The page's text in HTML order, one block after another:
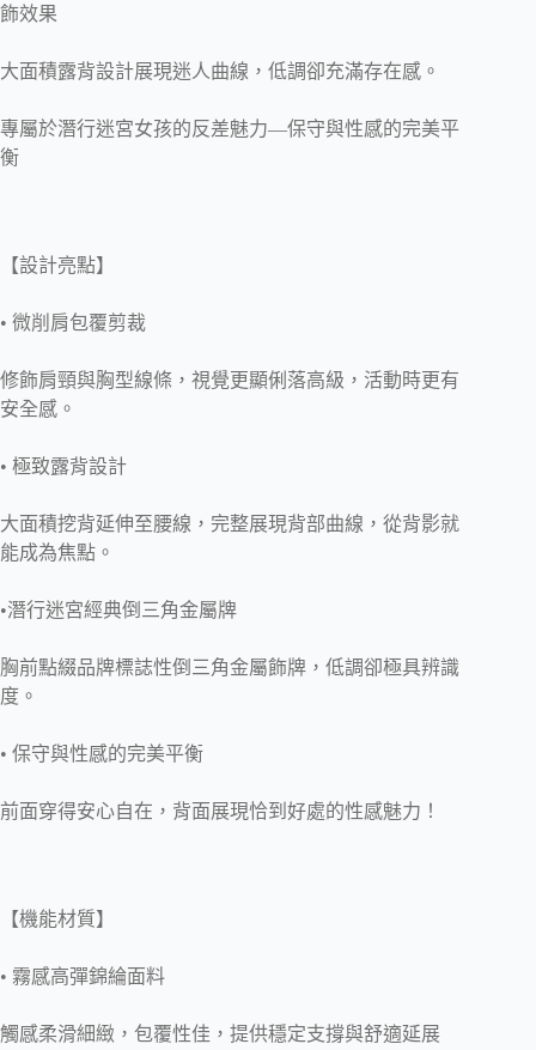
飾效果
大面積露背設計展現迷人曲線，低調卻充滿存在感。
專屬於潛行迷宮女孩的反差魅力—保守與性感的完美平
衡
【設計亮點】
• 微削肩包覆剪裁
修飾肩頸與胸型線條，視覺更顯俐落高級，活動時更有
安全感。
• 極致露背設計
大面積挖背延伸至腰線，完整展現背部曲線，從背影就
能成為焦點。
•潛行迷宮經典倒三角金屬牌
胸前點綴品牌標誌性倒三角金屬飾牌，低調卻極具辨識
度。
• 保守與性感的完美平衡
前面穿得安心自在，背面展現恰到好處的性感魅力！
【機能材質】
• 霧感高彈錦綸面料
觸感柔滑細緻，包覆性佳，提供穩定支撐與舒適延展